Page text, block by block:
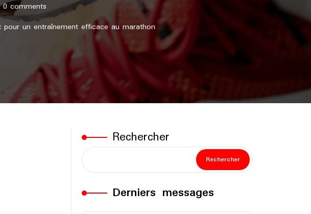
0 comments
un entraînement efficace au marathon
Rechercher
Rechercher
Derniers messages